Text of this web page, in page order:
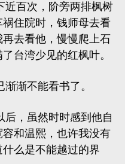
百次，阶旁两排枫树
住院时，钱师母去看
去看他，慢慢爬上石
台湾少见的红枫叶。
渐不能看书了。
，虽然时时感到他自
和温熙，也许我没有
么是不能越过的界